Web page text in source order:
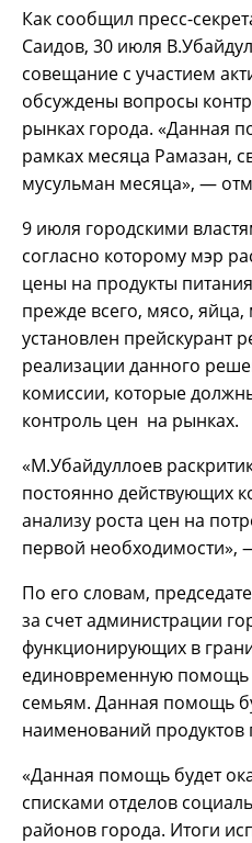
Как сообщил пресс-
Саидов, 30 июля
совещание с участием
обсуждены вопросы
рынках города. «Данная
рамках месяца Рамазан,
мусульман месяца», —
9 июля городскими
согласно которому мэр
цены на продукты
прежде всего, мясо, яйца,
установлен прейскурант
реализации данного
комиссии, которые
контроль цен на рынках.
«М.Убайдуллоев
постоянно действующих
анализу роста цен на
первой необходимости»,
По его словам,
за счет администрации
функционирующих в
единовременную
семьям. Данная помощь
наименований продуктов
«Данная помощь будет
списками отделов
районов города. Итоги